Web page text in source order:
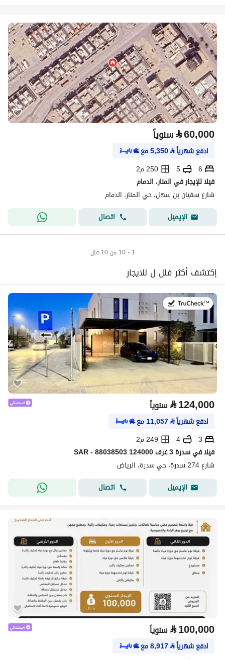
⃁60,000 سنوياً
ادفع شهرياً⃁
5,350مع
6
5
250 م2
فيلا للإيجار في المنار، الدمام
شارع سفيان بن سهل، حي المنار، الدمام
الإيميل
اتصال
1 - 10 من 10 فلل
إكتشف أكثر فلل ل للايجار
في:29 يوليو 2026
⃁124,000 سنوياً
ادفع شهرياً⃁
11,057مع
3
4
249 م2
فیلا في سدرة 3 غرف 124000 SAR - 88038503
شارع 274 سدرة، حي سدرة، الرياض
الإيميل
اتصال
⃁100,000 سنوياً
ادفع شهرياً⃁
8,917مع